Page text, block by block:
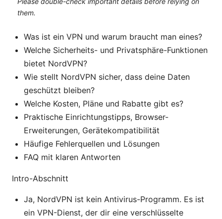
them.
Was ist ein VPN und warum braucht man eines?
Welche Sicherheits- und Privatsphäre-Funktionen
bietet NordVPN?
Wie stellt NordVPN sicher, dass deine Daten
geschützt bleiben?
Welche Kosten, Pläne und Rabatte gibt es?
Praktische Einrichtungstipps, Browser-
Erweiterungen, Gerätekompatibilität
Häufige Fehlerquellen und Lösungen
FAQ mit klaren Antworten
Intro-Abschnitt
Ja, NordVPN ist kein Antivirus-Programm. Es ist
ein VPN-Dienst, der dir eine verschlüsselte